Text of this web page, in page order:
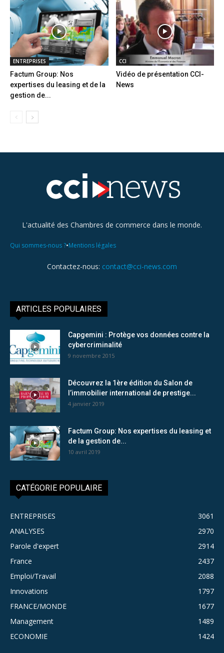
ENTREPRISES
Factum Group: Nos
expertises du leasing et de la
gestion de...
CCI
Vidéo de présentation CCI-
News
L'actualité des Chambres de commerce dans le monde.
Qui sommes-nous ?•Mentions légales
Contactez-nous: contact@cci-news.com
ARTICLES POPULAIRES
Capgemini : Protège vos données contre la
cybercriminalité
9 novembre 2015
Découvrez la 1ère édition du Salon de
l’immobilier international de prestige...
4 janvier 2019
Factum Group: Nos expertises du leasing et
de la gestion de...
10 avril 2019
CATÉGORIE POPULAIRE
ENTREPRISES
3061
ANALYSES
2970
Parole d'expert
2914
France
2437
Emploi/Travail
2088
Innovations
1797
FRANCE/MONDE
1677
Management
1489
ECONOMIE
1424